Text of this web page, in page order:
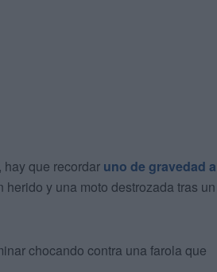
que recordar uno de gravedad a
y una moto destrozada tras un
chocando contra una farola que